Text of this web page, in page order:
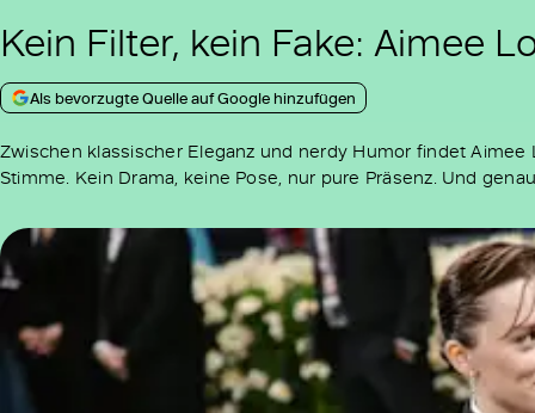
Kein Filter, kein Fake: Aimee
Als bevorzugte Quelle auf Google hinzufügen
Zwischen klassischer Eleganz und nerdy Humor findet
Stimme. Kein Drama, keine Pose, nur pure Präsenz. Und